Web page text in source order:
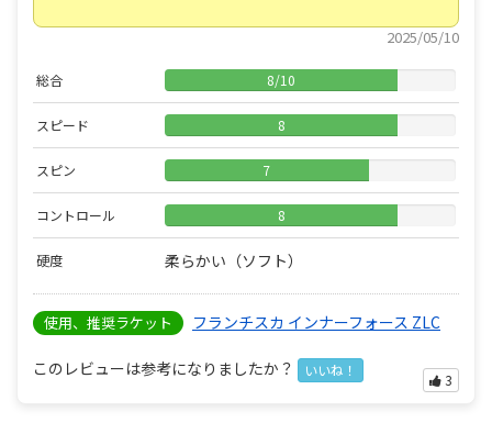
2025/05/10
総合 8/10
スピード 8
スピン 7
コントロール 8
硬度 柔らかい（ソフト）
使用、推奨ラケット フランチスカ インナーフォース ZLC
このレビューは参考になりましたか？ いいね！
3